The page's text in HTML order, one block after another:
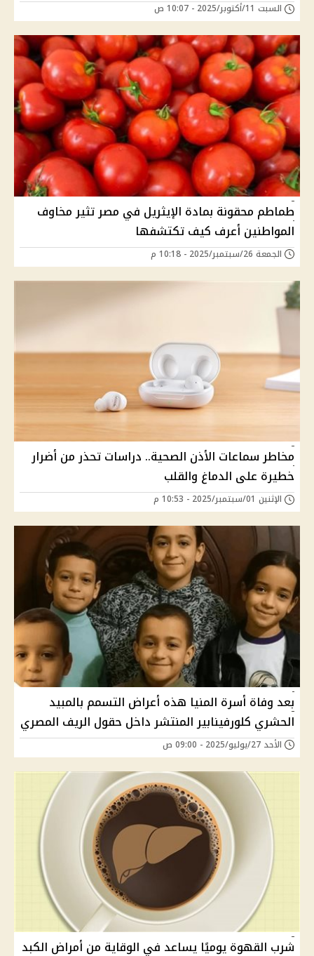
السبت 11/أكتوبر/2025 - 10:07 ص
طماطم محقونة بمادة الإيثريل في مصر تثير مخاوف
المواطنين أعرف كيف تكتشفها
الجمعة 26/سبتمبر/2025 - 10:18 م
مخاطر سماعات الأذن الصحية.. دراسات تحذر من أضرار
خطيرة على الدماغ والقلب
الإثنين 01/سبتمبر/2025 - 10:53 م
بعد وفاة أسرة المنيا هذه أعراض التسمم بالمبيد
الحشري كلورفينابير المنتشر داخل حقول الريف المصري
الأحد 27/يوليو/2025 - 09:00 ص
شرب القهوة يوميًا يساعد في الوقاية من أمراض الكبد